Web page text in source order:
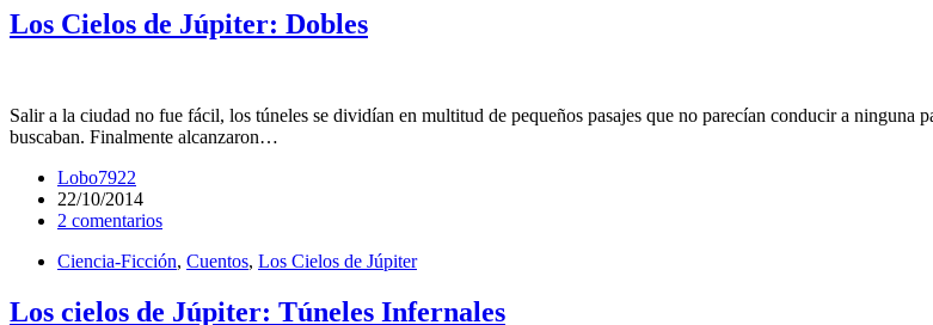
Los Cielos de Júpiter: Dobles
Salir a la ciudad no fue fácil, los túneles se dividían en multitud de pequeños pasajes que no parecían conducir a ninguna
buscaban. Finalmente alcanzaron…
Lobo7922
22/10/2014
2 comentarios
Ciencia-Ficción, Cuentos, Los Cielos de Júpiter
Los cielos de Júpiter: Túneles Infernales